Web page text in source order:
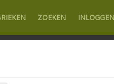
ZOEKEN INLOGGEN